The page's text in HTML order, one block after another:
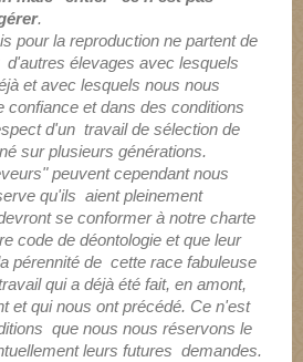
.
pour la reproduction ne partent de
d'autres élevages avec lesquels
et avec lesquels nous nous
confiance et dans des conditions
d'un travail de sélection de
sur plusieurs générations.
peuvent cependant nous
qu'ils aient pleinement
se conformer à notre charte
code de déontologie et que leur
pérennité de cette race fabuleuse
qui a déjà été fait, en amont,
et qui nous ont précédé. Ce n'est
que nous nous réservons le
leurs futures demandes.